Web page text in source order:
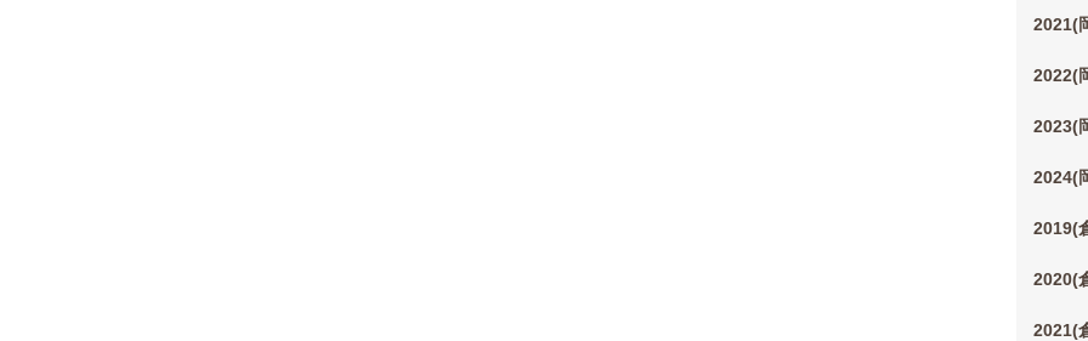
2021(
2022(
2023(
2024(
2019(
2020(
2021(